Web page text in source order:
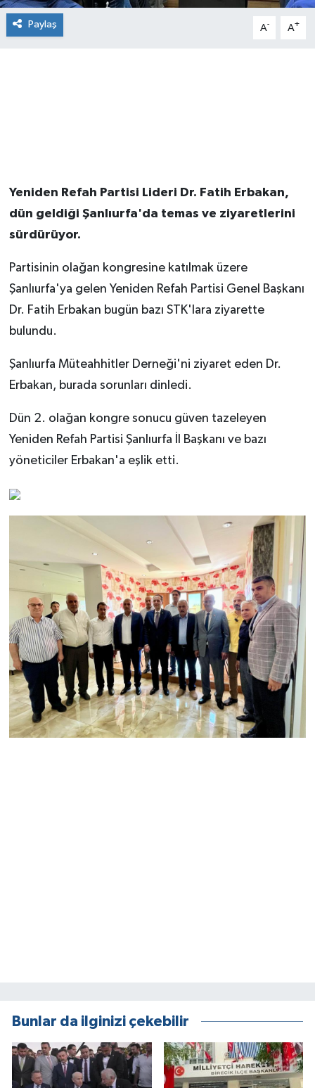
Paylaş A- A+
Yeniden Refah Partisi Lideri Dr. Fatih Erbakan,
dün geldiği Şanlıurfa'da temas ve ziyaretlerini
sürdürüyor.
Partisinin olağan kongresine katılmak üzere
Şanlıurfa'ya gelen Yeniden Refah Partisi Genel Başkanı
Dr. Fatih Erbakan bugün bazı STK'lara ziyarette
bulundu.
Şanlıurfa Müteahhitler Derneği'ni ziyaret eden Dr.
Erbakan, burada sorunları dinledi.
Dün 2. olağan kongre sonucu güven tazeleyen
Yeniden Refah Partisi Şanlıurfa İl Başkanı ve bazı
yöneticiler Erbakan'a eşlik etti.
Bunlar da ilginizi çekebilir